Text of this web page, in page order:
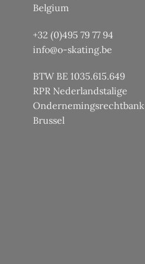
productpagina
Belgium
+32 (0)495 79 77 94
info@o-skating.be
BTW BE 1035.615.649
RPR Nederlandstalige
Ondernemingsrechtbank
Brussel